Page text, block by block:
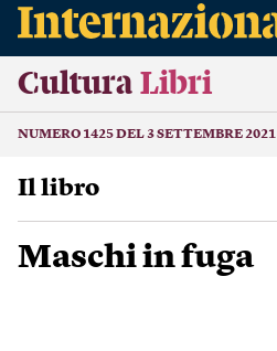
Cultura Libri
NUMERO 1425 DEL 3 SETTEMBRE 2021
Il libro
Maschi in fuga